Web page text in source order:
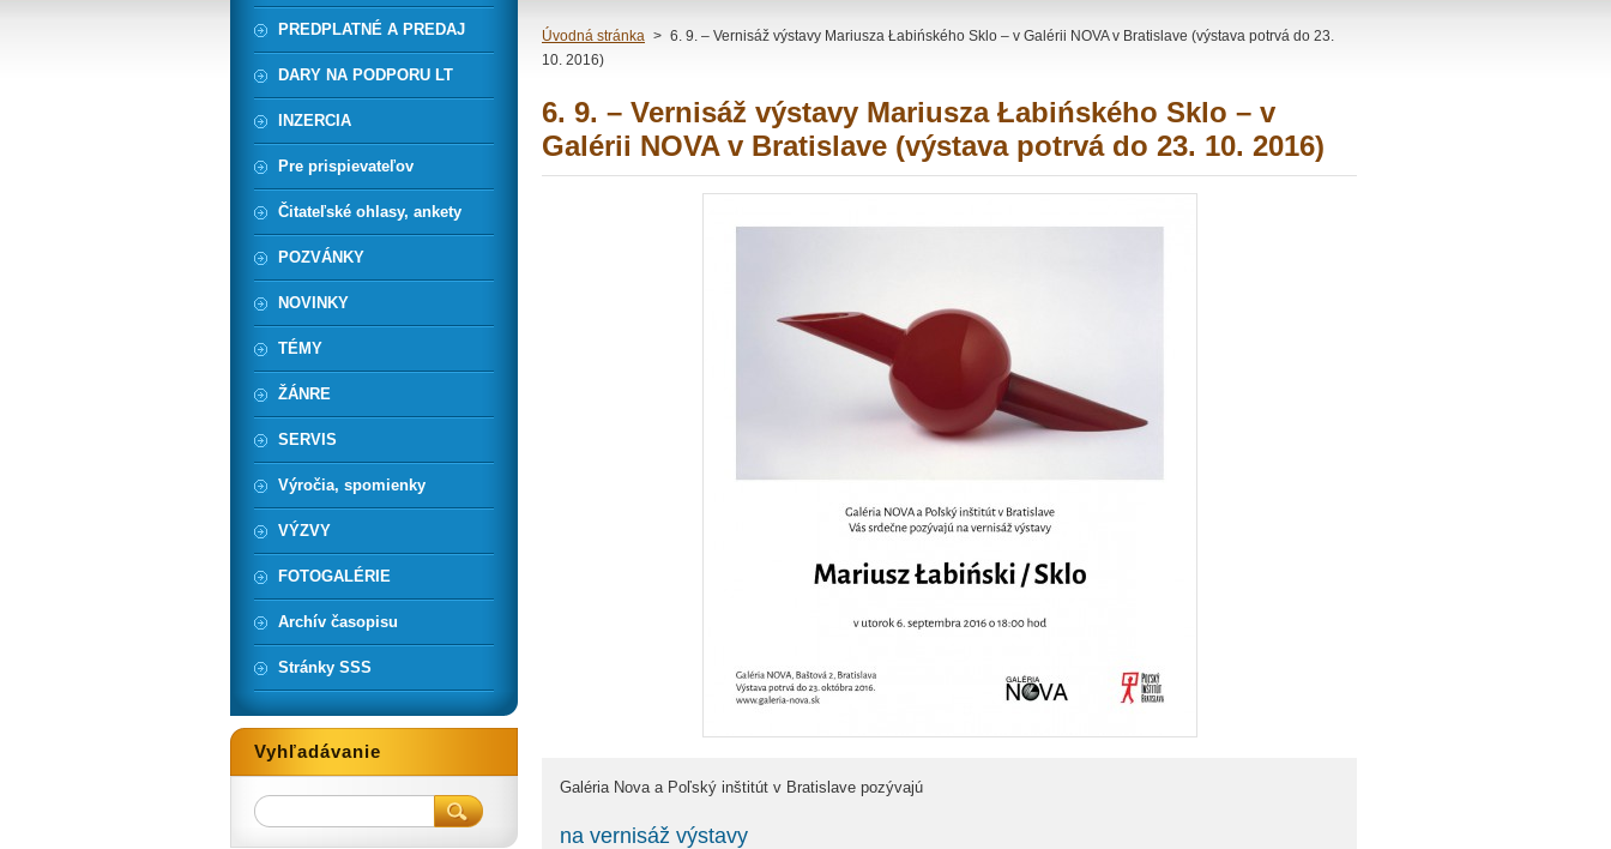
Úvodná stránka > 6. 9. – Vernisáž výstavy Mariusza Łabińského Sklo – v Galérii NOVA v Bratislave (výstava potrvá do 23.
10. 2016)
6. 9. – Vernisáž výstavy Mariusza Łabińského Sklo – v
Galérii NOVA v Bratislave (výstava potrvá do 23. 10. 2016)
Galéria Nova a Poľský inštitút v Bratislave pozývajú
na vernisáž výstavy
PREDPLATNÉ A PREDAJ
DARY NA PODPORU LT
INZERCIA
Pre prispievateľov
Čitateľské ohlasy, ankety
POZVÁNKY
NOVINKY
TÉMY
ŽÁNRE
SERVIS
Výročia, spomienky
VÝZVY
FOTOGALÉRIE
Archív časopisu
Stránky SSS
Vyhľadávanie